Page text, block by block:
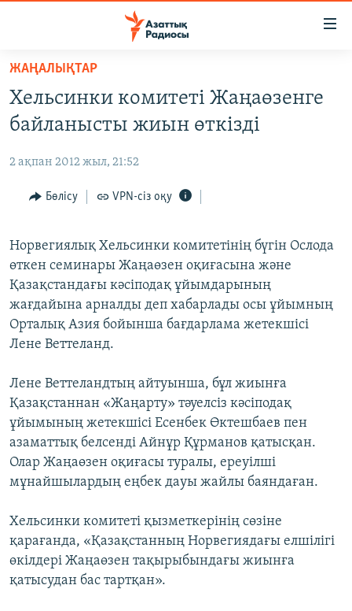
Skip
main
content
to
Navigation
to
Search
САЯСАТ
ҚАҢТАР ОҚИҒАСЫ
АДАМ ҚҰҚЫҚТАРЫ
ӘЛЕМ
АРНАЙЫ ЖОБАЛАР
Русский
Басқа тілдерде
ЖАҢАЛЫҚТАР
Хельсинки комитеті Жаңаөзенге
байланысты жиын өткізді
2 ақпан 2012 жыл, 21:52
Бөлісу VPN-сіз оқу
Норвегиялық Хельсинки комитетінің бүгін Ослода
өткен семинары Жаңаөзен оқиғасына және
Қазақстандағы кәсіподақ ұйымдарының
жағдайына арналды деп хабарлады осы ұйымның
Орталық Азия бойынша бағдарлама жетекшісі
Лене Веттеланд.
Лене Веттеландтың айтуынша, бұл жиынға
Қазақстаннан «Жаңарту» тәуелсіз кәсіподақ
ұйымының жетекшісі Есенбек Өктешбаев пен
азаматтық белсенді Айнұр Құрманов қатысқан.
Олар Жаңаөзен оқиғасы туралы, ереуілші
мұнайшылардың еңбек дауы жайлы баяндаған.
Хельсинки комитеті қызметкерінің сөзіне
қарағанда, «Қазақстанның Норвегиядағы елшілігі
өкілдері Жаңаөзен тақырыбындағы жиынға
қатысудан бас тартқан».